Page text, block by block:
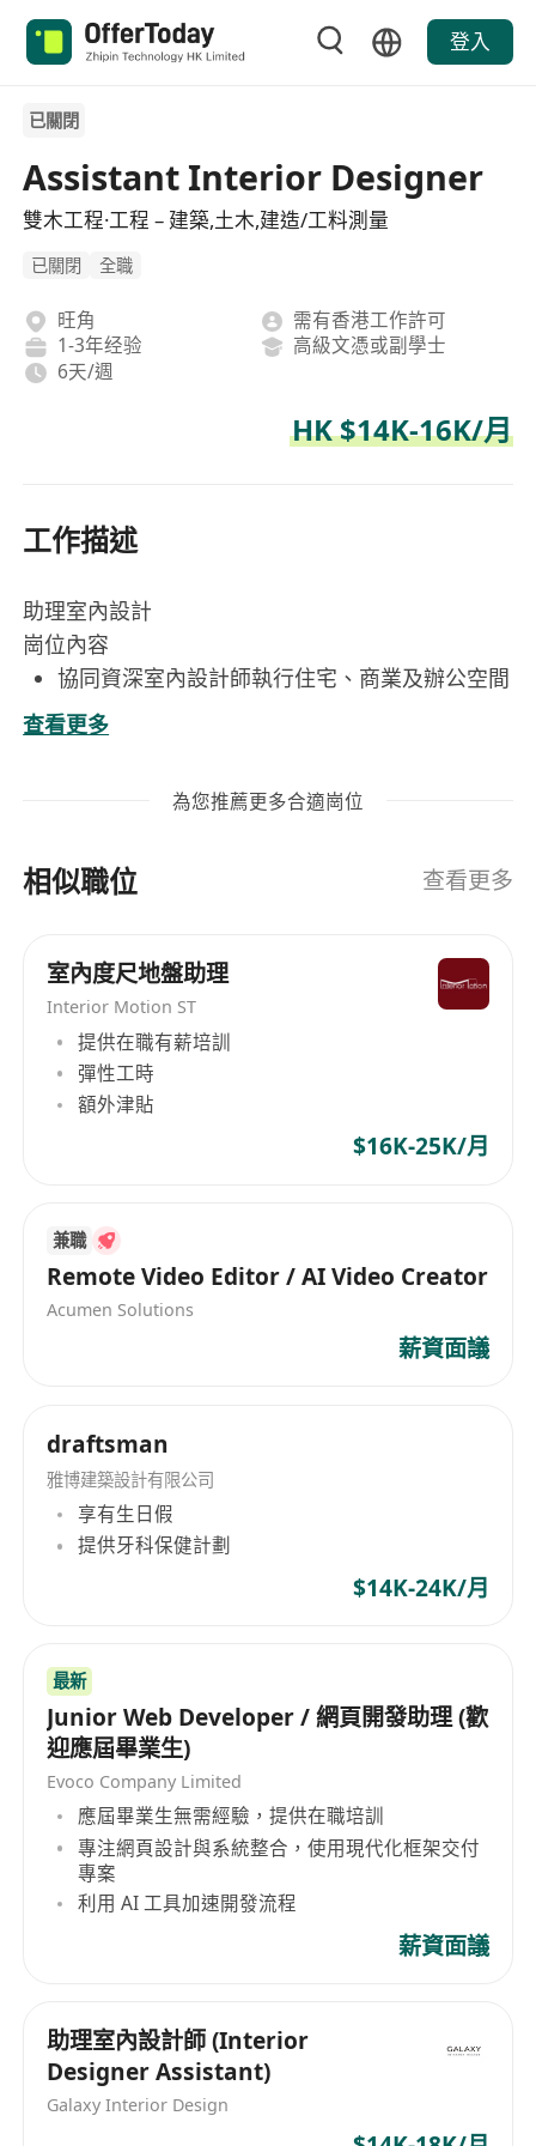
登入
已關閉
Assistant Interior Designer
雙木工程·工程 – 建築,土木,建造/工料測量
已關閉 全職
旺角
需有香港工作許可
1-3年经验
高級文憑或副學士
6天/週
HK $14K-16K/月
工作描述
助理室內設計
崗位內容
協同資深室內設計師執行住宅、商業及辦公空間
之設計方案，包括概念發展、平面佈局、物料選
配及3D效果圖製作支援
樣本、供應商報價單及合約文件等，確保項目文
定期匯報項目進度予設計主管，協調內部團隊與
按需要參與現場勘查、量度及施工跟進，記錄工
地實際狀況並協助處理設計調整與技術問題
支援投標及提案工作，包括簡報資料編製、設計
說明撰寫及視覺呈現整合
擁有1至3年室內設計實務經驗，熟悉香港建築條
例、防火規例及通用樓宇設計標準者尤佳
熟練運用AutoCAD、SketchUp、Adobe
Creative Suite（Photoshop / Illustrator）及
語溝通，具備跨文化協作及客戶對接經驗
具備良好時間管理能力與責任感，適應長短週工
作模式（每兩週含一週六天工作），能配合偶爾
外出及現場支援需求
現議定
彈性花紅制度，根據個人表現及公司年度業績發
放
採用長短週工作安排（即每兩週為一循環：一週
五天、一週六天），保障合理工時與休息平衡
查看更多
為您推薦更多合適崗位
相似職位 查看更多
室內度尺地盤助理
Interior Motion ST
提供在職有薪培訓
彈性工時
額外津貼
$16K-25K/月
兼職
Remote Video Editor / AI Video Creator
Acumen Solutions
薪資面議
draftsman
雅博建築設計有限公司
享有生日假
提供牙科保健計劃
$14K-24K/月
最新
Junior Web Developer / 網頁開發助理 (歡
迎應屆畢業生)
Evoco Company Limited
應屆畢業生無需經驗，提供在職培訓
專注網頁設計與系統整合，使用現代化框架交付
專案
利用 AI 工具加速開發流程
薪資面議
助理室內設計師 (Interior
Designer Assistant)
Galaxy Interior Design